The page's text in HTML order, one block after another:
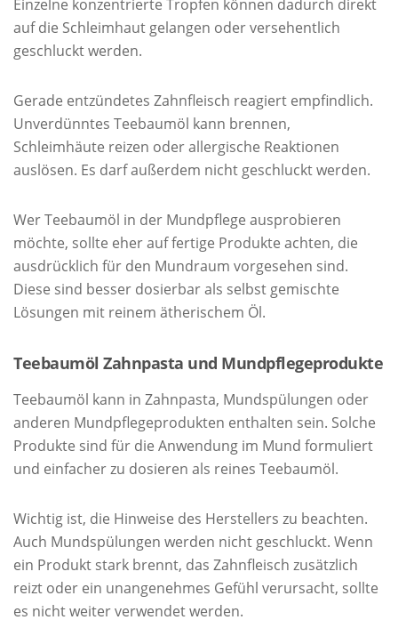
Einzelne konzentrierte Tropfen können dadurch direkt
auf die Schleimhaut gelangen oder versehentlich
geschluckt werden.
Gerade entzündetes Zahnfleisch reagiert empfindlich.
Unverdünntes Teebaumöl kann brennen,
Schleimhäute reizen oder allergische Reaktionen
auslösen. Es darf außerdem nicht geschluckt werden.
Wer Teebaumöl in der Mundpflege ausprobieren
möchte, sollte eher auf fertige Produkte achten, die
ausdrücklich für den Mundraum vorgesehen sind.
Diese sind besser dosierbar als selbst gemischte
Lösungen mit reinem ätherischem Öl.
Teebaumöl Zahnpasta und Mundpflegeprodukte
Teebaumöl kann in Zahnpasta, Mundspülungen oder
anderen Mundpflegeprodukten enthalten sein. Solche
Produkte sind für die Anwendung im Mund formuliert
und einfacher zu dosieren als reines Teebaumöl.
Wichtig ist, die Hinweise des Herstellers zu beachten.
Auch Mundspülungen werden nicht geschluckt. Wenn
ein Produkt stark brennt, das Zahnfleisch zusätzlich
reizt oder ein unangenehmes Gefühl verursacht, sollte
es nicht weiter verwendet werden.